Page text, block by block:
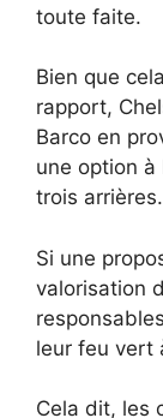
toute faite.
Bien que
rapport,
Barco en
une option à
trois arrières.
Si une
valorisation
leur feu vert
Cela dit, les